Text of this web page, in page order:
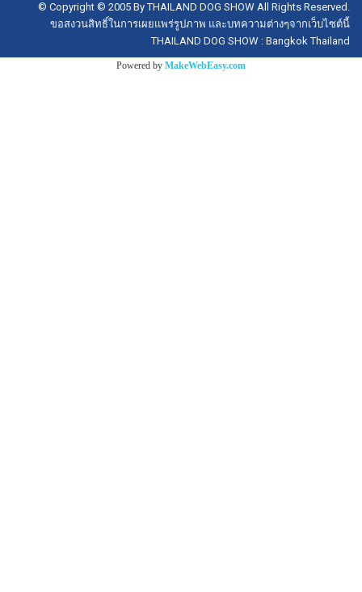
© Copyright © 2005 By THAILAND DOG SHOW All Rights Reserved.
ขอสงวนสิทธิ์ในการเผยแพร่รูปภาพ และบทความต่างๆจากเว็บไซต์นี้
THAILAND DOG SHOW : Bangkok Thailand
Powered by MakeWebEasy.com